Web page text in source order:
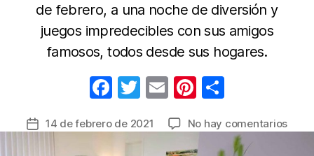
de febrero, a una noche de diversión y
juegos impredecibles con sus amigos
famosos, todos desde sus hogares.
F
c
T
itt
E
ail
Pi
er m
Fecha14 de febrero de 2021 No hay comentariosen